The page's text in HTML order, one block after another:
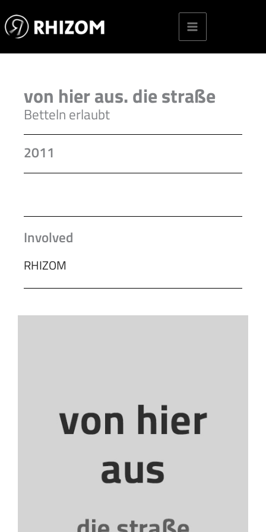
to
content
von hier aus. die straße
Betteln erlaubt
2011
Involved
RHIZOM